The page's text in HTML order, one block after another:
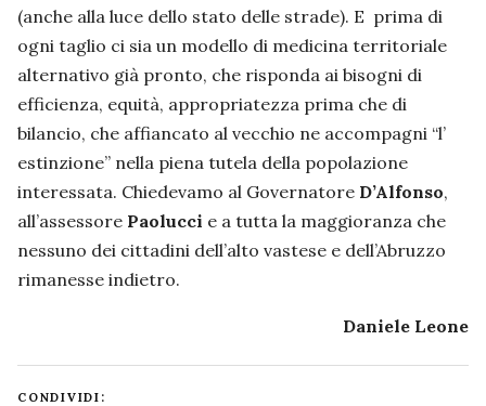
(anche alla luce dello stato delle strade). E prima di
ogni taglio ci sia un modello di medicina territoriale
alternativo già pronto, che risponda ai bisogni di
efficienza, equità, appropriatezza prima che di
bilancio, che affiancato al vecchio ne accompagni “l’
estinzione” nella piena tutela della popolazione
interessata. Chiedevamo al Governatore D’Alfonso,
all’assessore Paolucci e a tutta la maggioranza che
nessuno dei cittadini dell’alto vastese e dell’Abruzzo
rimanesse indietro.
Daniele Leone
CONDIVIDI: